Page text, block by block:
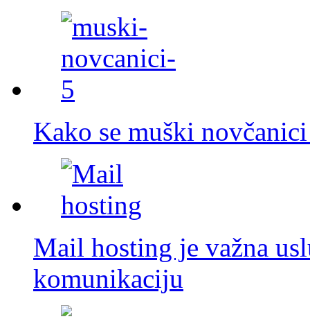
Kako se muški
Mail hosting je važna
komunikaciju